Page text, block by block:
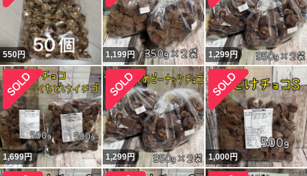
550円 1,199円 1,299円
1,699円 1,299円 1,000円